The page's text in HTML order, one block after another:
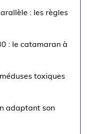
: les règles
: le catamaran à
toxiques
adaptant son